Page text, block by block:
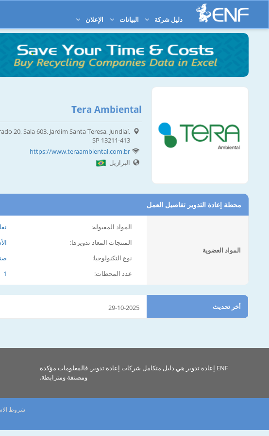
دليل شركة البيانات الإعلان
Tera Ambiental
20, Sala 603, Jardim Santa Teresa, Jundiaí,
SP 13211-413
https://www.teraambiental.com.br
البرازيل
محطة إعادة التدوير تفاصيل العمل
المواد العضوية
المواد المقبولة:
المنتجات المعاد تدويرها:
نوع التكنولوجيا:
عدد المحطات:
1
أخر تحديث 29-10-2025
ENF إعادة تدوير هي دليل متكامل شركات إعادة تدوير. فالمعلومات مؤكدة
ومصنفة ومترابطة.
شروط